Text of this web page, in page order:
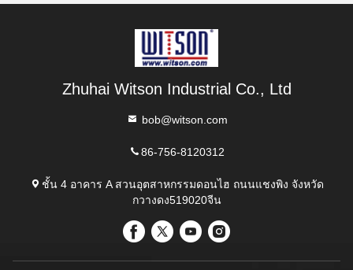
Zhuhai Witson Industrial Co., Ltd
bob@witson.com
86-756-8120312
ชั้น 4 อาคาร A สวนอุตสาหกรรมดอนไฮ ถนนแชงพิง จังหวัด
กวางดง519020จีน